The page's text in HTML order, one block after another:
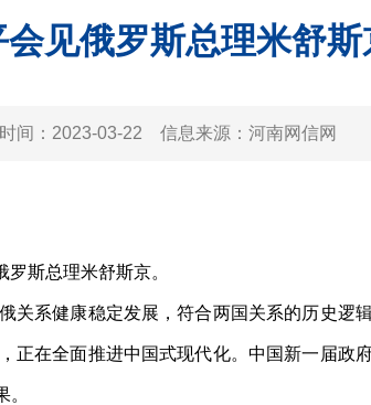
会见俄罗斯总理米舒斯
间： 2023-03-22 信息来源： 河南网信网
斯总理米舒斯京。
系健康稳定发展，符合两国关系的历史逻
正在全面推进中国式现代化。中国新一届